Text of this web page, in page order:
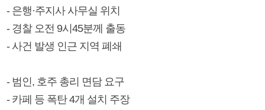
- 은행·주지사 사무실 위치
- 경찰 오전 9시45분께 출동
- 사건 발생 인근 지역 폐쇄
- 범인, 호주 총리 면담 요구
- 카페 등 폭탄 4개 설치 주장